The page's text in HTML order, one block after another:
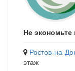
Не
Ростов-на-
этаж